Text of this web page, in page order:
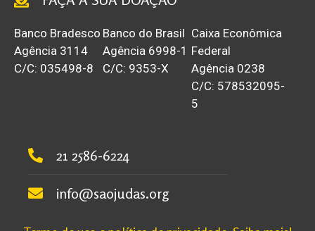
Banco Bradesco
Agência 3114
C/C: 035498-8
Banco do Brasil
Agência 6998-1
C/C: 9353-X
Caixa Econômica
Federal
Agência 0238
C/C: 578532095-
5
21 2586-6224
info@saojudas.org